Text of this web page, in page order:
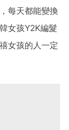
，每天都能變換
女孩Y2K編髮
女孩的人一定